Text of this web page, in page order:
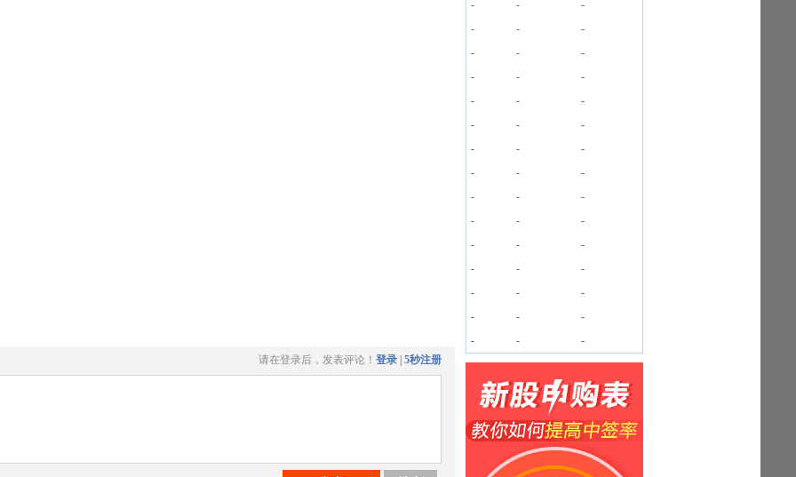
请在登录后，发表评论！ 登录 5秒注册
- -
-
-
-
-
-
-
-
-
-
-
-
-
-
-
-
-
-
-
-
-
-
-
-
-
-
-
-
-
-
-
-
-
-
-
-
-
-
-
-
-
-
- -